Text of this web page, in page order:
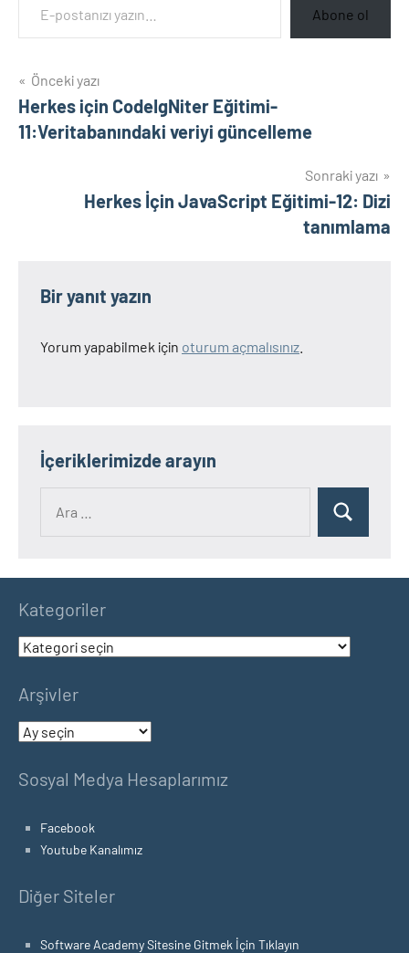
Abone ol
Yazı
gezinmesi
Önceki yazı
Herkes için CodeIgNiter Eğitimi-
11:Veritabanındaki veriyi güncelleme
Sonraki yazı
Herkes İçin JavaScript Eğitimi-12: Dizi
tanımlama
Bir yanıt yazın
Yorum yapabilmek için oturum açmalısınız
İçeriklerimizde arayın
Ara
Kategoriler
Kategoriler
Arşivler
Arşivler
Sosyal Medya Hesaplarımız
Facebook
Youtube Kanalımız
Diğer Siteler
Software Academy Sitesine Gitmek İçin Tıklayın